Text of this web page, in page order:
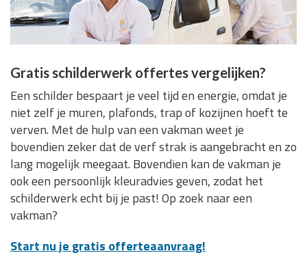
Gratis schilderwerk offertes vergelijken?
Een schilder bespaart je veel tijd en energie, omdat je
niet zelf je muren, plafonds, trap of kozijnen hoeft te
verven. Met de hulp van een vakman weet je
bovendien zeker dat de verf strak is aangebracht en zo
lang mogelijk meegaat. Bovendien kan de vakman je
ook een persoonlijk kleuradvies geven, zodat het
schilderwerk echt bij je past! Op zoek naar een
vakman?
Start nu je gratis offerteaanvraag!